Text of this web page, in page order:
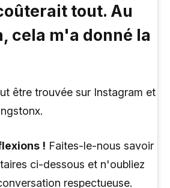
tout. Au
cela m'a donné la
être trouvée sur Instagram et
! Faites-le-nous savoir
ci-dessous et n'oubliez
respectueuse.